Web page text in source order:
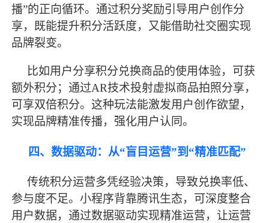
播”的正向循环。通过积分奖励引导用户创作分
享，既能提升积分活跃度，又能借助社交圈实现
品牌裂变。
比如用户分享积分兑换商品的使用体验，可获
额外积分；通过AR技术投射虚拟商品拍照分享，
可享双倍积分。这种玩法能激发用户创作欲望，
实现品牌精准传播，强化用户认同。
四、数据驱动：从“盲目运营”到“精准匹配”
传统积分运营多凭经验决策，导致兑换率低、
参与度不足。小程序背靠腾讯生态，可深度整合
用户数据，通过数据驱动实现精准运营，让运营